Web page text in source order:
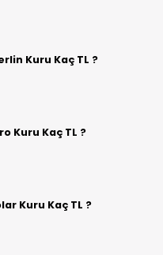
Kuru Kaç TL ?
Kuru Kaç TL ?
Kuru Kaç TL ?